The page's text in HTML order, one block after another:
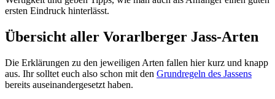
ersten Eindruck hinterlässt.
Übersicht aller Vorarlberger Jass-Arten
Die Erklärungen zu den jeweiligen Arten fallen hier kurz und knapp
aus. Ihr solltet euch also schon mit den Grundregeln des Jassens
bereits auseinandergesetzt haben.